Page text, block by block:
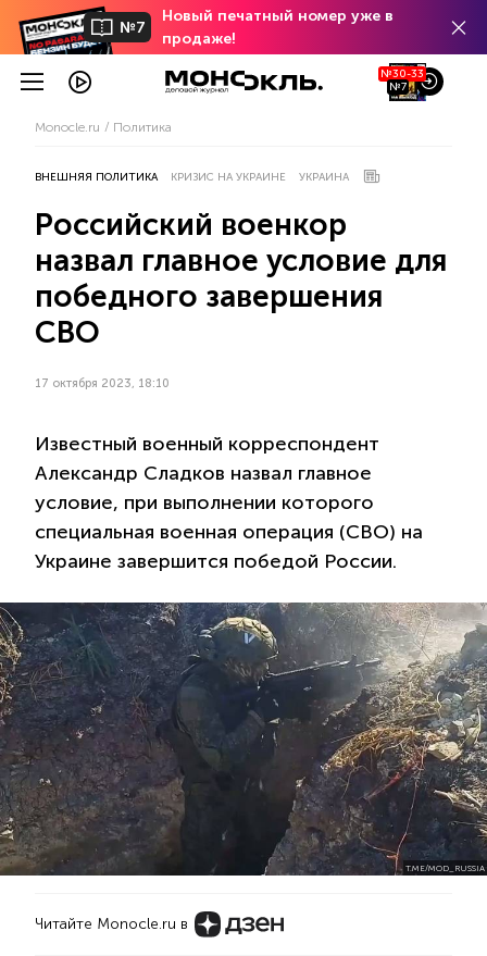
№7
Новый печатный номер уже в
продаже!
№30-33
№7
Monocle.ru Политика
ВНЕШНЯЯ ПОЛИТИКА КРИЗИС НА УКРАИНЕ УКРАИНА
Российский военкор
назвал главное условие для
победного завершения
СВО
17 октября 2023, 18:10
Известный военный корреспондент
Александр Сладков назвал главное
условие, при выполнении которого
специальная военная операция (СВО) на
Украине завершится победой России.
T.ME/MOD_RUSSIA
Читайте Monocle.ru в